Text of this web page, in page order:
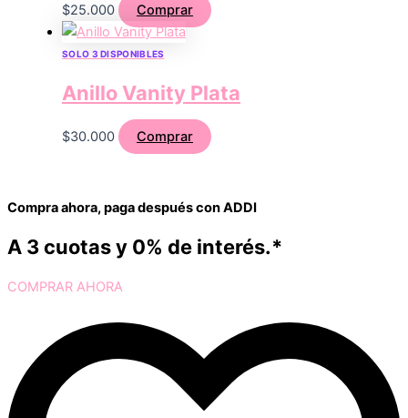
$25.000 Comprar
SOLO 3 DISPONIBLES
Anillo Vanity Plata
$30.000 Comprar
Compra ahora, paga después con ADDI
A 3 cuotas y 0% de interés.*
COMPRAR AHORA